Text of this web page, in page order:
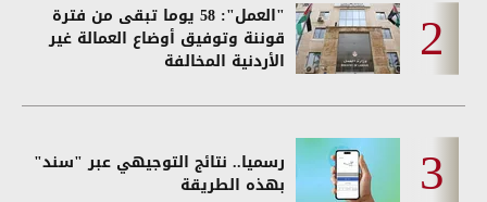
"العمل": 58 يوما تبقى من فترة
قوننة وتوفيق أوضاع العمالة غير
الأردنية المخالفة
رسميا.. نتائج التوجيهي عبر "سند"
بهذه الطريقة